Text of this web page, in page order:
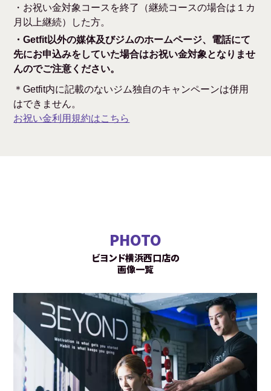
・お祝い金対象コースを終了（継続コースの場合は１カ
月以上継続）した方。
・Getfit以外の媒体及びジムのホームページ、電話にて
先にお申込みをしていた場合はお祝い金対象となりませ
んのでご注意ください。
＊Getfit内に記載のないジム独自のキャンペーンは併用
はできません。
お祝い金利用規約はこちら
PHOTO
ビヨンド横浜西口店の
画像一覧